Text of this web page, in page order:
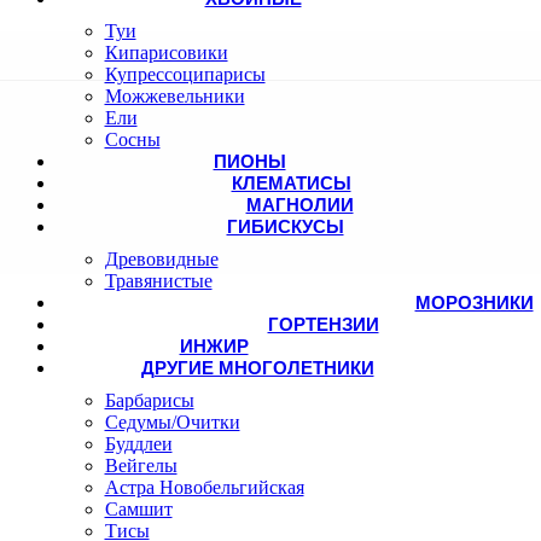
Туи
Кипарисовики
Купрессоципарисы
Можжевельники
Ели
Сосны
ПИОНЫ
КЛЕМАТИСЫ
МАГНОЛИИ
ГИБИСКУСЫ
Древовидные
Травянистые
МОРОЗНИКИ
ГОРТЕНЗИИ
ИНЖИР
ДРУГИЕ МНОГОЛЕТНИКИ
Барбарисы
Седумы/Очитки
Буддлеи
Вейгелы
Астра Новобельгийская
Самшит
Тисы